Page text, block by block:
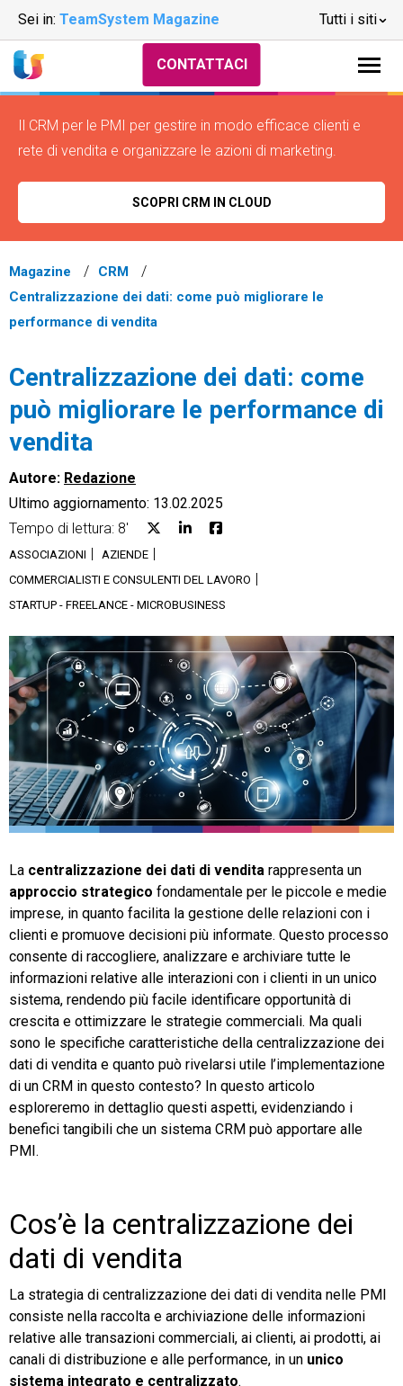
Sei in: TeamSystem Magazine Tutti i siti
Ecommerce
Email Marketing
Financial Solutions
HR
Trust Services
TeamSystem Corporate
CONTATTACI
Il CRM per le PMI per gestire in modo efficace clienti e
rete di vendita e organizzare le azioni di marketing.
SCOPRI CRM IN CLOUD
Magazine
CRM
Centralizzazione dei dati: come può migliorare le
performance di vendita
Centralizzazione dei dati: come
può migliorare le performance di
vendita
Autore: Redazione
Ultimo aggiornamento: 13.02.2025
Tempo di lettura: 8'
ASSOCIAZIONI
AZIENDE
COMMERCIALISTI E CONSULENTI DEL LAVORO
STARTUP - FREELANCE - MICROBUSINESS
La centralizzazione dei dati di vendita rappresenta un
approccio strategico fondamentale per le piccole e medie
imprese, in quanto facilita la gestione delle relazioni con i
clienti e promuove decisioni più informate. Questo processo
consente di raccogliere, analizzare e archiviare tutte le
informazioni relative alle interazioni con i clienti in un unico
sistema, rendendo più facile identificare opportunità di
crescita e ottimizzare le strategie commerciali. Ma quali
sono le specifiche caratteristiche della centralizzazione dei
dati di vendita e quanto può rivelarsi utile l’implementazione
di un CRM in questo contesto? In questo articolo
esploreremo in dettaglio questi aspetti, evidenziando i
benefici tangibili che un sistema CRM può apportare alle
PMI.
Cos’è la centralizzazione dei
dati di vendita
La strategia di centralizzazione dei dati di vendita nelle PMI
consiste nella raccolta e archiviazione delle informazioni
relative alle transazioni commerciali, ai clienti, ai prodotti, ai
canali di distribuzione e alle performance, in un unico
sistema integrato e centralizzato.